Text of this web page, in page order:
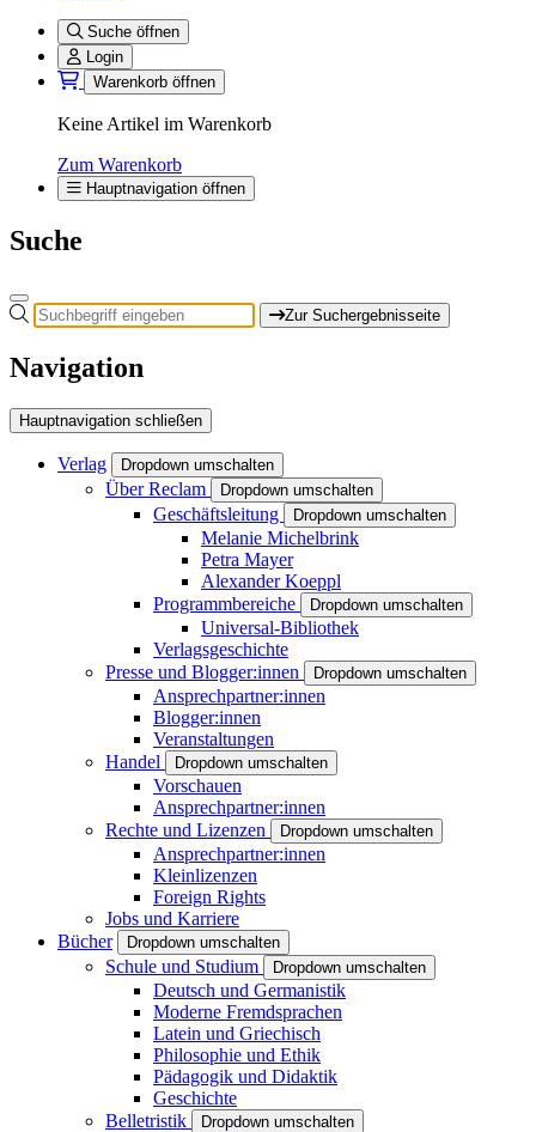
Suche öffnen
Login
Warenkorb öffnen
Keine Artikel im Warenkorb
Zum Warenkorb
Hauptnavigation öffnen
Suche
Zur Suchergebnisseite
Navigation
Hauptnavigation schließen
Verlag Dropdown umschalten
Über Reclam Dropdown umschalten
Geschäftsleitung Dropdown umschalten
Melanie Michelbrink
Petra Mayer
Alexander Koeppl
Programmbereiche
Dropdown umschalten
Universal-Bibliothek
Verlagsgeschichte
Presse und Blogger:innen
Dropdown umschalten
Ansprechpartner:innen
Blogger:innen
Veranstaltungen
Handel
Dropdown umschalten
Vorschauen
Ansprechpartner:innen
Rechte und Lizenzen
Dropdown umschalten
Ansprechpartner:innen
Kleinlizenzen
Foreign Rights
Jobs und Karriere
Bücher
Dropdown umschalten
Schule und Studium Dropdown umschalten
Deutsch und Germanistik
Moderne Fremdsprachen
Latein und Griechisch
Philosophie und Ethik
Pädagogik und Didaktik
Geschichte
Belletristik
Dropdown umschalten